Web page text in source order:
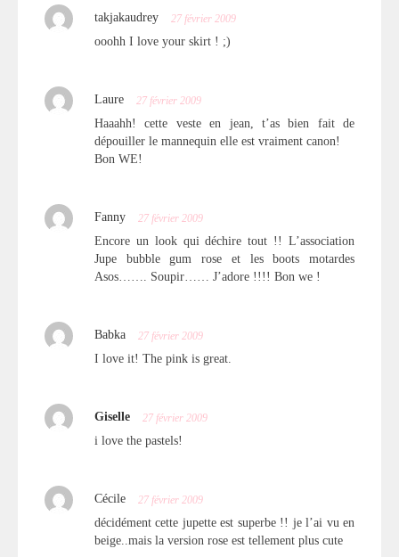
takjakaudrey 27 février 2009
ooohh I love your skirt ! ;)
Laure 27 février 2009
Haaahh! cette veste en jean, t’as bien fait de
dépouiller le mannequin elle est vraiment canon!
Bon WE!
Fanny 27 février 2009
Encore un look qui déchire tout !! L’association
Jupe bubble gum rose et les boots motardes
Asos……. Soupir…… J’adore !!!! Bon we !
Babka 27 février 2009
I love it! The pink is great.
Giselle 27 février 2009
i love the pastels!
Cécile 27 février 2009
décidément cette jupette est superbe !! je l’ai vu en
beige..mais la version rose est tellement plus cute